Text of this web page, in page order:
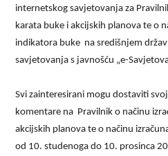
internetskog savjetovanja za
karata buke i akcijskih planova te o
indikatora buke na središnjem
savjetovanja s javnošću „e-
Svi zainteresirani mogu dostaviti
komentare na Pravilnik o načinu
akcijskih planova te o načinu
od 10. studenoga do 10. prosinca